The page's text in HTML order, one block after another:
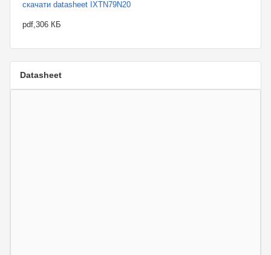
скачати datasheet IXTN79N20
pdf,306 КБ
Datasheet